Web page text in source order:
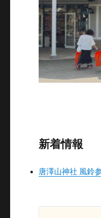
新着情報
唐澤山神社 風鈴